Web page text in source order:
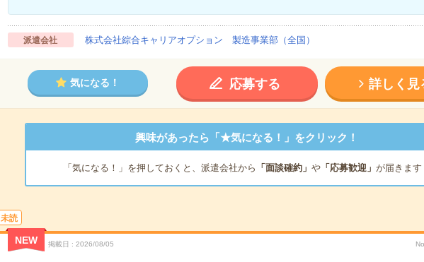
派遣会社 株式会社綜合キャリアオプション 製造事業部（全国）
気になる！ 応募する 詳しく見
興味があったら「★気になる！」をクリック！
「気になる！」を押しておくと、派遣会社から 「面談確約」 や「応募歓迎」 が届きます
未読
NEW 掲載日 2026/08/05